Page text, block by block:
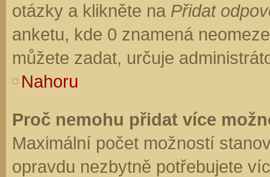
otázky a klikněte na Přidat
anketu, kde 0 znamená
můžete zadat, určuje
Nahoru
Proč nemohu přidat více
Maximální počet možností
opravdu nezbytně potřebujete